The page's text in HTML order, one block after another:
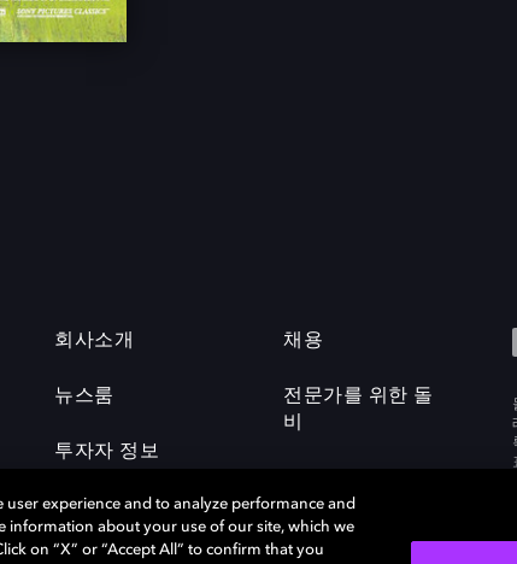
회사소개
뉴스룸
투자자 정보
채용
전문가를 위한 돌
비
experience and to analyze performance and
information about your use of our site, which we
on “X” or “Accept All” to confirm that you